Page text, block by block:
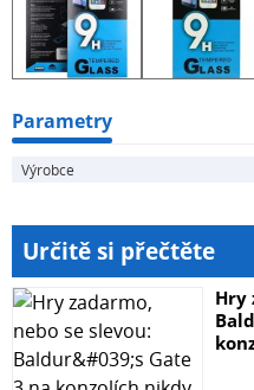
Parametry
Výrobce
Určitě si přečtěte
Hry